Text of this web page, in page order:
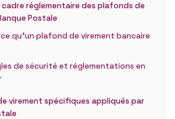
cadre réglementaire des plafonds de
Postale
qu’un plafond de virement bancaire
de sécurité et réglementations en
virement spécifiques appliqués par